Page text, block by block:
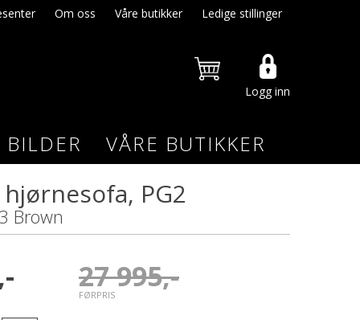
Om oss Våre butikker Ledige stillinger
Logg inn
BILDER VÅRE BUTIKKER
PG2
Brown
27 995,-
FØRPRIS